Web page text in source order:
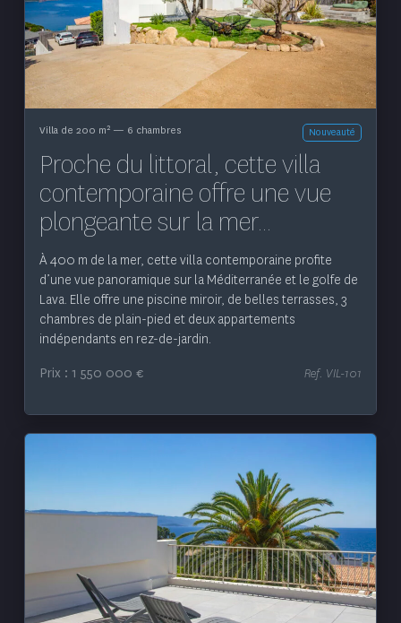
Voir le bien
Villa de 200 m2— 6 chambres Nouveauté
Proche du littoral, cette villa
contemporaine offre une vue
plongeante sur la mer...
À 400 m de la mer, cette villa contemporaine profite
d’une vue panoramique sur la Méditerranée et le golfe de
Lava. Elle offre une piscine miroir, de belles terrasses, 3
chambres de plain-pied et deux appartements
indépendants en rez-de-jardin.
Prix : 1 550 000 €
Ref. VIL-101
Voir le bien